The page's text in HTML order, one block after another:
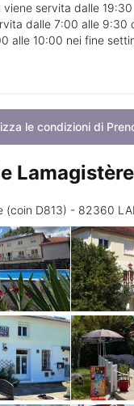
viene servita dalle
dalle 7:00 alle 9:30
alle 10:00 nei fine
le condizioni di
Lamagistère
(coin D813) - 82360